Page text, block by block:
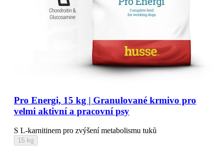
Pro Energi, 15 kg | Granulované krmivo pro
velmi aktivní a pracovní psy
S L-karnitinem pro zvýšení metabolismu tuků
15 kg